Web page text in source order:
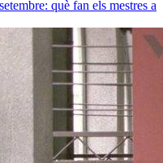
què fan els mestres a